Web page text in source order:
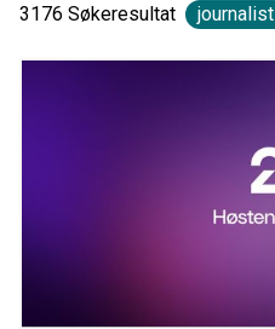
3176 Søkeresultat journalist